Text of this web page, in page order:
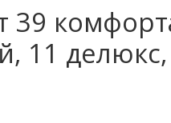
39
11